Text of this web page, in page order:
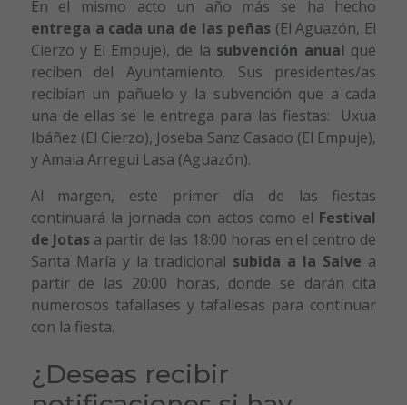
En el mismo acto un año más se ha hecho
entrega a cada una de las peñas(El Aguazón, El
Cierzo y El Empuje), de la subvención anual que
reciben del Ayuntamiento. Sus presidentes/as
recibían un pañuelo y la subvención que a cada
una de ellas se le entrega para las fiestas: Uxua
Ibáñez (El Cierzo), Joseba Sanz Casado (El Empuje),
y Amaia Arregui Lasa (Aguazón).
Al margen, este primer día de las fiestas
continuará la jornada con actos como el Festival
de Jotasa partir de las 18:00 horas en el centro de
Santa María y la tradicional subida a la Salve a
partir de las 20:00 horas, donde se darán cita
numerosos tafallases y tafallesas para continuar
con la fiesta.
¿Deseas recibir